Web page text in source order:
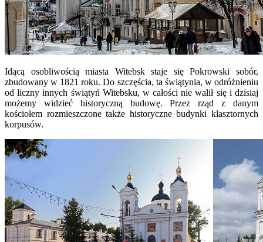
Idącą osobliwością miasta Witebsk staje się Pokrowski sobór,
zbudowany w 1821 roku. Do szczęścia, ta świątynia, w odróżnieniu
od liczny innych świątyń Witebsku, w całości nie walił się i dzisiaj
możemy widzieć historyczną budowę. Przez rząd z danym
kościołem rozmieszczone także historyczne budynki klasztornych
korpusów.